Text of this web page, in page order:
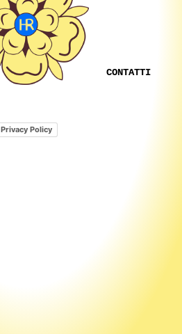
CONTATTI
Privacy Policy